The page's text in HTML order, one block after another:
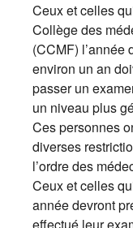
Ceux et celles
Collège des
(CCMF) l’année
environ un an
passer un
un niveau plus
Ces personnes
diverses
l’ordre des
Ceux et celles
année devront